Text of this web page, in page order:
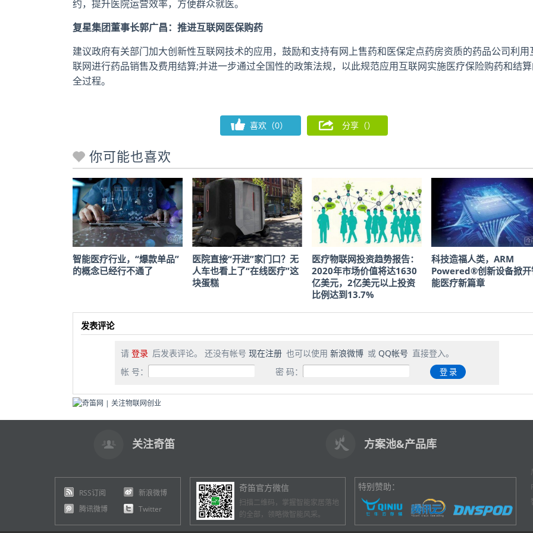
约，提升医院运营效率，方便群众就医。
复星集团董事长郭广昌：推进互联网医保购药
建议政府有关部门加大创新性互联网技术的应用，鼓励和支持有网上售药和医保定点药房资质的药品公司利用
联网进行药品销售及费用结算;并进一步通过全国性的政策法规，以此规范应用互联网实施医疗保险购药和结
全过程。
喜欢（0） 分享（）
你可能也喜欢
智能医疗行业，“爆款单品”
的概念已经行不通了
医院直接“开进”家门口？无
人车也看上了“在线医疗”这
块蛋糕
医疗物联网投资趋势报告：
2020年市场价值将达1630
亿美元，2亿美元以上投资
比例达到13.7%
科技造福人类，ARM
Powered®创新设备掀开
能医疗新篇章
发表评论
请 登录 后发表评论。 还没有帐号 现在注册 也可以使用 新浪微博 或 QQ帐号 直接登入。
帐 号：
密 码：
关注奇笛 方案池&产品库
RSS订阅
新浪微博
腾讯微博
Twitter
奇笛官方微信
扫描二维码，掌握智能家居落地
的全部，领略微智能风采。
特别赞助：